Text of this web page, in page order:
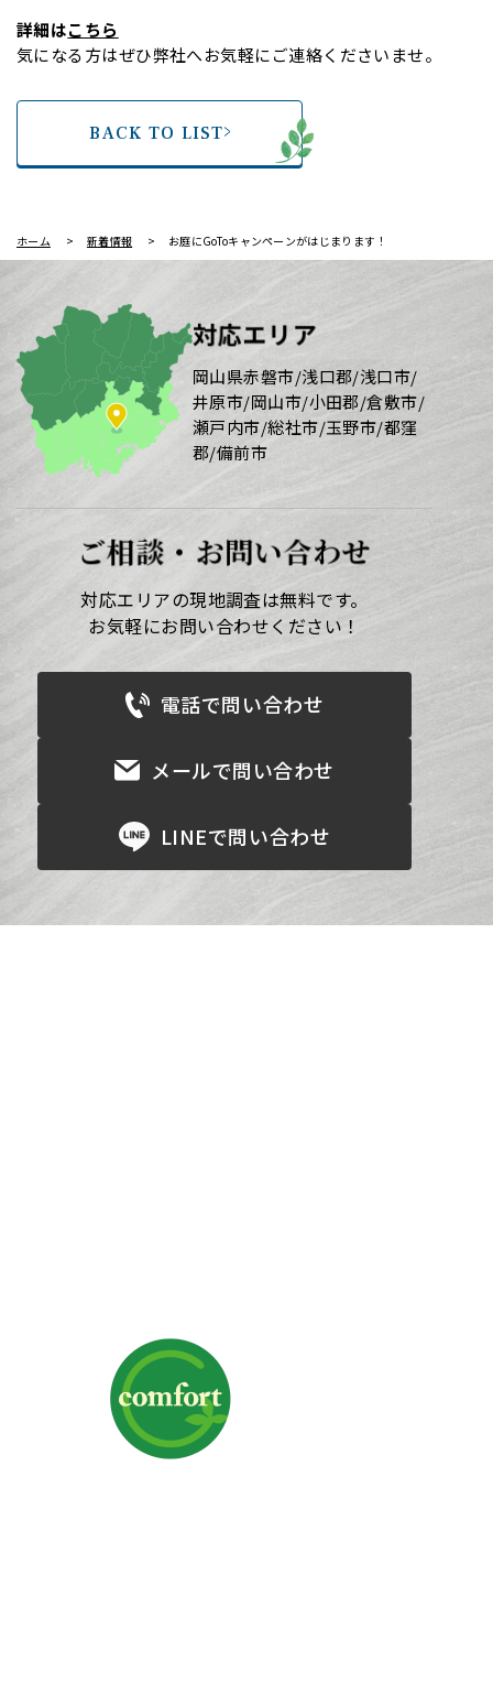
詳細はこちら
気になる方はぜひ弊社へお気軽にご連絡くださいませ。
BACK TO LIST
ホーム 新着情報 お庭にGoToキャンペーンがはじまります！
対応エリア
岡山県赤磐市/浅口郡/浅口市/
井原市/岡山市/小田郡/倉敷市/
瀬戸内市/総社市/玉野市/都窪
郡/備前市
ご相談・お問い合わせ
対応エリアの現地調査は無料です。
お気軽にお問い合わせください！
電話で問い合わせ
メールで問い合わせ
LINEで問い合わせ